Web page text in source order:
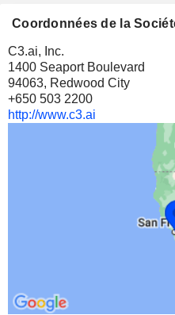
Coordonnées de la
C3.ai, Inc.
1400 Seaport Boulevard
94063, Redwood City
+650 503 2200
http://www.c3.ai